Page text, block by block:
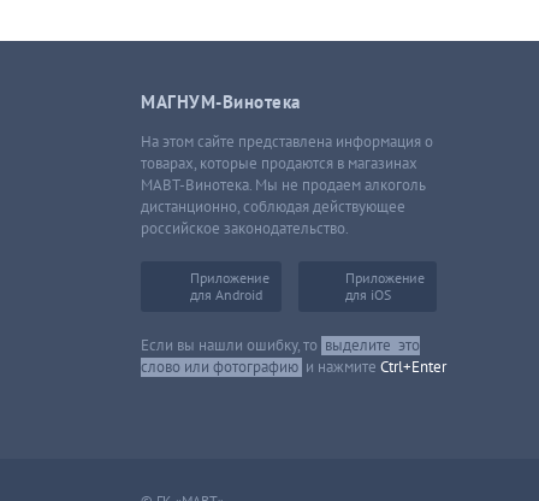
МАГНУМ-Винотека
На этом сайте представлена информация о
товарах, которые продаются в магазинах
МАВТ-Винотека. Мы не продаем алкоголь
дистанционно, соблюдая действующее
российское законодательство.
Приложение
для Android
Приложение
для iOS
Если вы нашли ошибку, то выделите это
слово или фотографию и нажмите Ctrl+Enter